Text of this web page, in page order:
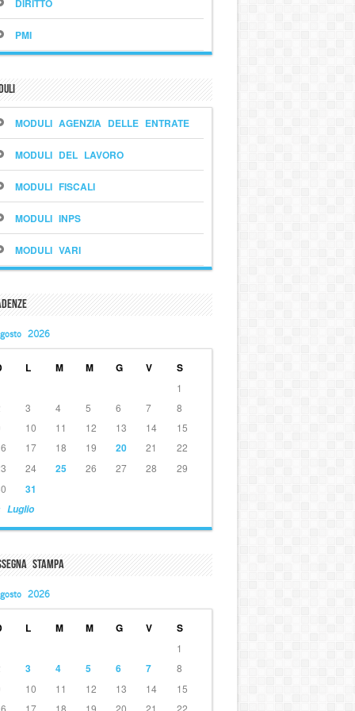
DIRITTO
PMI
MODULI AGENZIA DELLE ENTRATE
MODULI DEL LAVORO
MODULI FISCALI
MODULI INPS
MODULI VARI
2026
L M M G V S
Luglio
1
3 4 5 6 7
8
10 11 12 13 14
15
17 18 19 20 21
22
24 25 26 27 28
29
31
Stampa
2026
L M M G V S
1
3 4 5 6 7
8
10 11 12 13 14
15
17 18 19 20 21 22